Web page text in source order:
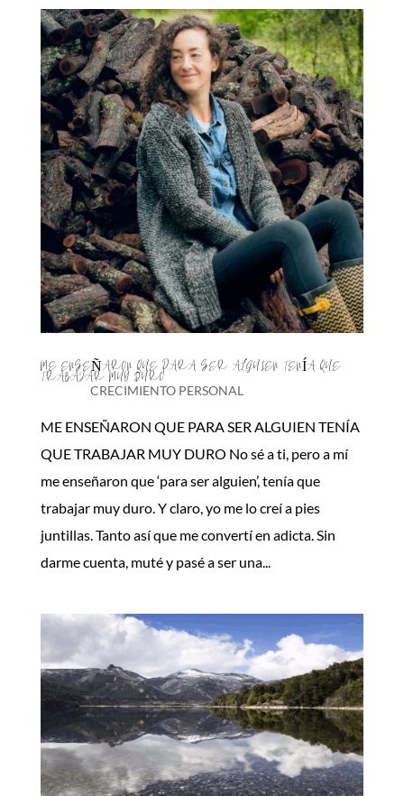
ME ENSEÑARON QUE PARA SER ALGUIEN TENÍA QUE
TRABAJAR MUY DURO
CRECIMIENTO PERSONAL
ME ENSEÑARON QUE PARA SER ALGUIEN TENÍA
QUE TRABAJAR MUY DURO No sé a ti, pero a mí
me enseñaron que ‘para ser alguien’, tenía que
trabajar muy duro. Y claro, yo me lo creí a pies
juntillas. Tanto así que me convertí en adicta. Sin
darme cuenta, muté y pasé a ser una...